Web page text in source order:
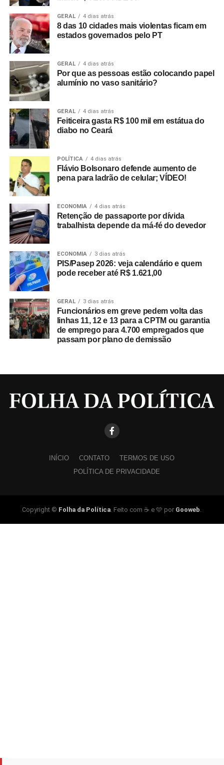
GERAL 4 dias atrás
8 das 10 cidades mais violentas ficam em
estados governados pelo PT
GERAL 4 dias atrás
Por que as pessoas estão colocando papel
alumínio no vaso sanitário?
GERAL 4 dias atrás
Feiticeira gasta R$ 100 mil em estátua do
diabo no Ceará
POLÍTICA 4 dias atrás
Flávio Bolsonaro defende aumento de
pena para ladrão de celular; VÍDEO!
ECONOMIA 4 dias atrás
Retenção de passaporte por dívida
trabalhista depende da má-fé do devedor
ECONOMIA 3 dias atrás
PIS/Pasep 2026: veja calendário e quem
pode receber até R$ 1.621,00
GERAL 3 dias atrás
Funcionários em greve pedem volta das
linhas 11, 12 e 13 para a CPTM ou garantia
de emprego para 4.700 empregados que
passam por plano de demissão
INÍCIO CONTATO
TERMOS DE USO
POLÍTICA DE PRIVACIDADE
Copyright © Folha da Política. Feito com ☕ e 🩵 por Gooweb.